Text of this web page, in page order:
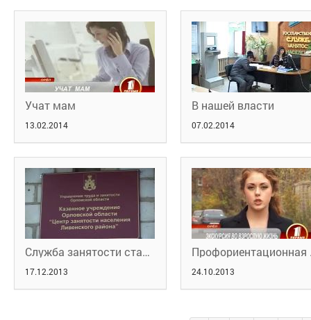
Учат мам
13.02.2014
В нашей власти
07.02.2014
Служба занятости стала доступнее
17.12.2013 24.10.2013